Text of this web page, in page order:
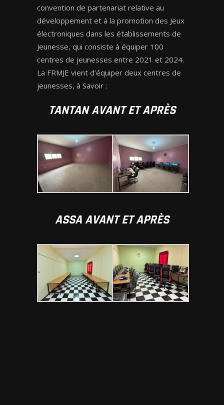
convention de partenariat relative au
développement et à la promotion des Jeux
électroniques dans les établissements de
Jeunesse, qui consiste à équiper 100
centres de jeunesses entre 2021 et 2024.
La FRMJE vient d’équiper deux centres de
jeunesses, à Savoir :
TANTAN AVANT ET APRÈS
ASSA AVANT ET APRÈS